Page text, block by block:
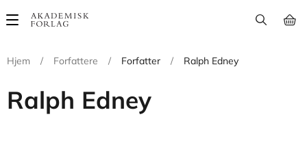
Main
Hjem
/ Forfattere / Forfatter / Ralph Edney
Ralph Edney